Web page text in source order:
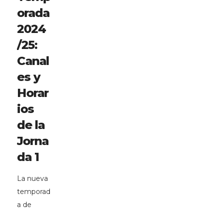
orada
2024
/25:
Canal
es y
Horar
ios
de la
Jorna
da 1
La nueva
temporad
a de